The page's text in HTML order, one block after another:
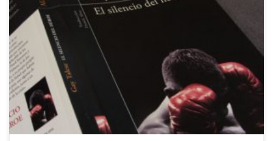
A mi amigo Antonio, enorme periodista Gay Talese está
considerado como uno de los padres del llamado Nuevo
Periodismo, caracterizado por abordar la no ficción con los
mecanismos literarios de la ficción: creación de escenas,
diálogos, conflictos, dramas. Talese siempre aplica la misma
técnica a la hora de elaborar su trabajo: […]